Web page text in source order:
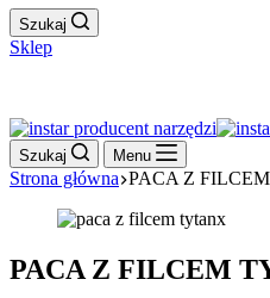
Szukaj
Sklep
Szukaj Menu
Strona główna PACA Z
PACA Z FILCEM